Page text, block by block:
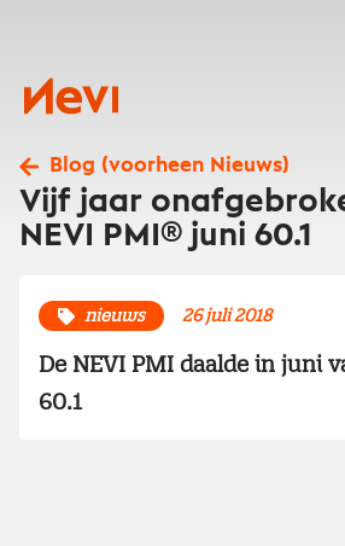
Nevi
Blog (voorheen Nieuws)
Vijf jaar
NEVI PMI® juni 60.1
nieuws 26 juli 2018
De NEVI PMI daalde in juni
60.1